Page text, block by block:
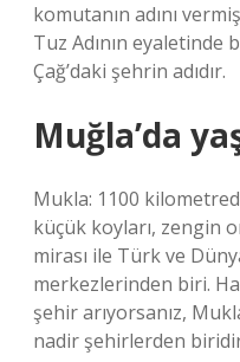
komutanın adını
Tuz Adının eyaletinde
Çağ’daki şehrin adıdır.
Muğla’da
Mukla: 1100
küçük koyları, zengin
mirası ile Türk ve
merkezlerinden biri.
şehir arıyorsanız,
nadir şehirlerden